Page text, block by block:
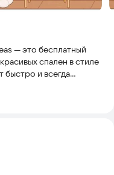
— это бесплатный
спален в стиле
быстро и всегда
для устройства, а
идей дизайна: от
до розовых и
множество